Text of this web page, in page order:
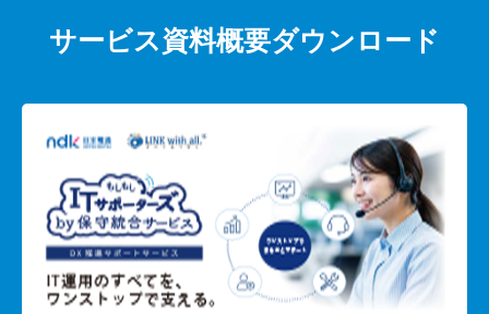
サービス資料概要ダウンロード
画